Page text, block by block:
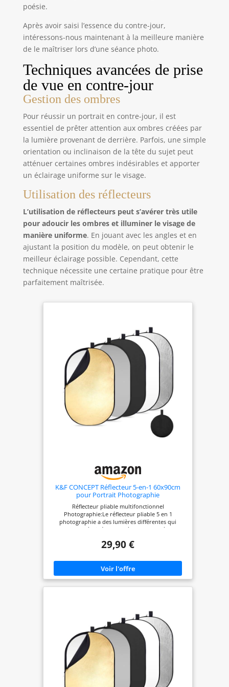
poésie.
Après avoir saisi l’essence du contre-jour,
intéressons-nous maintenant à la meilleure manière
de le maîtriser lors d’une séance photo.
Techniques avancées de prise
de vue en contre-jour
Gestion des ombres
Pour réussir un portrait en contre-jour, il est
essentiel de prêter attention aux ombres créées par
la lumière provenant de derrière. Parfois, une simple
orientation ou inclinaison de la tête du sujet peut
atténuer certaines ombres indésirables et apporter
un éclairage uniforme sur le visage.
Utilisation des réflecteurs
L’utilisation de réflecteurs peut s’avérer très utile
pour adoucir les ombres et illuminer le visage de
manière uniforme. En jouant avec les angles et en
ajustant la position du modèle, on peut obtenir le
meilleur éclairage possible. Cependant, cette
technique nécessite une certaine pratique pour être
parfaitement maîtrisée.
K&F CONCEPT Réflecteur 5-en-1 60x90cm
pour Portrait Photographie
Réflecteur pliable multifonctionnel
Photographie:Le réflecteur pliable 5 en 1
photographie a des lumières différentes qui
s'adaptent à différentes scènes. Or : reflète la
rétablir le ton de la peau ; Argent : reflète la
corriger le ton de la peau ; Blanc : n'a aucun effet
sur la température de couleur ; Noir : bloque et
absorbe l'excès de lumière ; Translucide : agit
solide et durable. Les couvercles des réflecteurs
pliables de différentes couleurs peuvent être
facilement retournés ou retirés. Le réflecteur
ovale pour la photographie est doté d'une
poignée et peut être fixé à un crochet lorsqu'il
n'est pas utilisé. Le réflecteur est retourné, plié de
manière compacte et peut être rangé dans un
petit sac de rangement, sa taille pliée n'est que de
30 cm. Parfait pour l'extérieur. Réflecteur de
lumière permanent:Le réflecteur multifonctionnel
29,90 €